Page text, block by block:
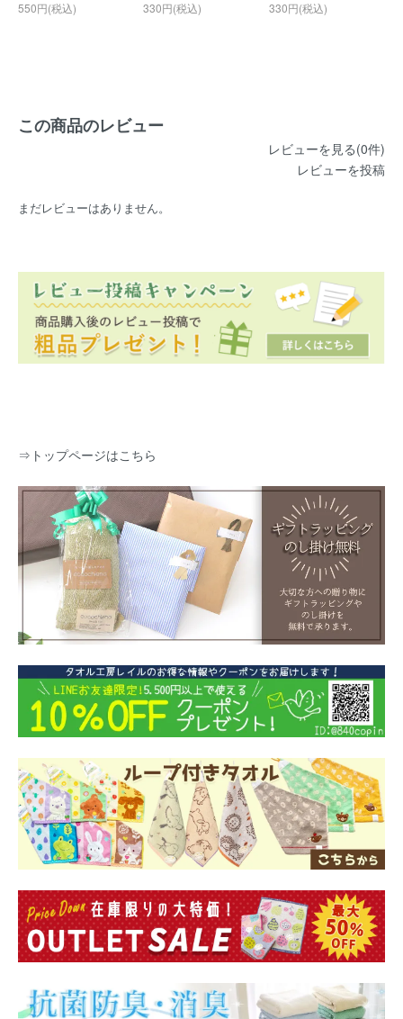
550円(税込) 330円(税込) 330円(税込)
この商品のレビュー
レビューを見る(0件)
レビューを投稿
まだレビューはありません。
⇒ トップページはこちら